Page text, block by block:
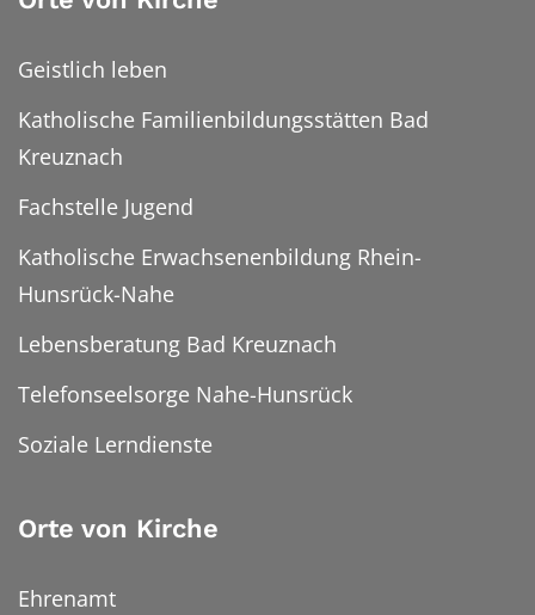
Geistlich leben
Katholische Familienbildungsstätten Bad
Kreuznach
Fachstelle Jugend
Katholische Erwachsenenbildung Rhein-
Hunsrück-Nahe
Lebensberatung Bad Kreuznach
Telefonseelsorge Nahe-Hunsrück
Soziale Lerndienste
Orte von Kirche
Ehrenamt